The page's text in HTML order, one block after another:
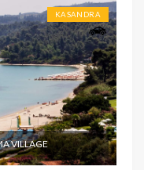
KASANDRA
VILLAGE